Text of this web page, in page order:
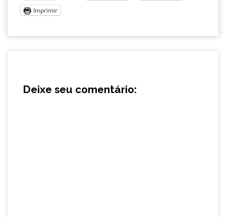
Imprimir
Deixe seu comentário: